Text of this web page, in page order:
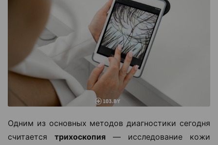
Одним из основных методов диагностики сегодня
считается трихоскопия — исследование кожи